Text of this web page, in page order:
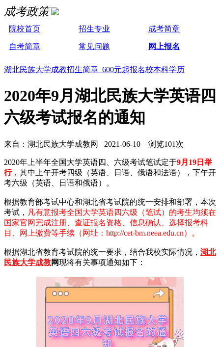
成考政策
院校首页 招生专业 成考简章
自考简章 常见问题 网上报名
湖北民族大学成教招生简章 600元起报名校本科学历
2020年9月湖北民族大学英语四
六级考试报名的通知
来自：湖北民族大学成教网 2021-06-10 浏览101次
2020年上半年全国大学英语四、六级考试笔试定于9月19日举
行，其中上午开考四级（英语、日语、俄语和法语），下午开
考六级（英语、日语和俄语）。
根据教育部考试中心和湖北省考试院的统一安排和部署，本次
考试， 凡有意报考全国大学英语四六级（笔试）的考生均须在
国家官网完成注册、查证报名资格、信息确认、选择报考科
目、网上缴费等手续（网址：http://cet-bm.neea.edu.cn）。
根据湖北省教育考试院的统一要求，结合我校实际情况， 湖北
民族大学成教网现将有关事项通知如下：